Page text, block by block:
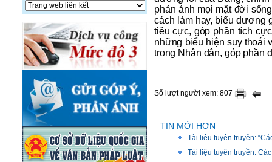
phản ánh mọi mặt đời
cách làm hay, biểu dương
tiêu cực, góp phần tích
những biểu hiện suy thoái
trong Nhân dân, góp phần
Số lượt người xem: 807
TIN MỚI HƠN
Tài liệu tuyên truyền:
Tài liệu tuyên truyền: